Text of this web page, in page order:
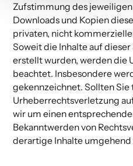
Zufstimmung des
Downloads und Kopien
privaten, nicht
Soweit die Inhalte auf
erstellt wurden, werden die
beachtet. Insbesondere
gekennzeichnet. Sollten
Urheberrechtsverletzung
wir um einen
Bekanntwerden von
derartige Inhalte